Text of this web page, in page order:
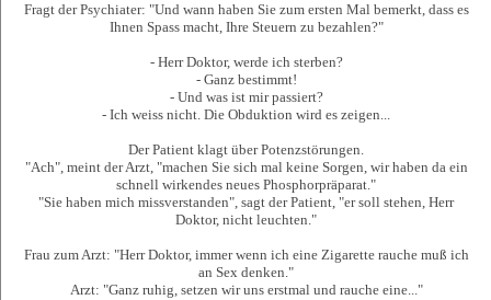
Fragt der Psychiater: "Und wann haben Sie zum ersten Mal bemerkt, dass es
Ihnen Spass macht, Ihre Steuern zu bezahlen?"
- Herr Doktor, werde ich sterben?
- Ganz bestimmt!
- Und was ist mir passiert?
- Ich weiss nicht. Die Obduktion wird es zeigen...
Der Patient klagt über Potenzstörungen.
"Ach", meint der Arzt, "machen Sie sich mal keine Sorgen, wir haben da ein
schnell wirkendes neues Phosphorpräparat."
"Sie haben mich missverstanden", sagt der Patient, "er soll stehen, Herr
Doktor, nicht leuchten."
Frau zum Arzt: "Herr Doktor, immer wenn ich eine Zigarette rauche muß ich
an Sex denken."
Arzt: "Ganz ruhig, setzen wir uns erstmal und rauche eine..."